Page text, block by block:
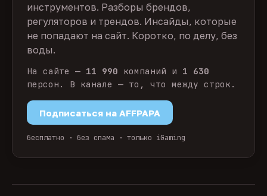
инструментов. Разборы брендов,
регуляторов и трендов. Инсайды, которые
не попадают на сайт. Коротко, по делу, без
воды.
На сайте — 11 990 компаний и 1 630
персон. В канале — то, что между строк.
Подписаться на AFFPAPA
бесплатно · без спама · только iGaming